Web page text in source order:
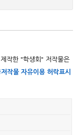
작한 "학생회 " 저작물은
작물 자유이용 허락표시